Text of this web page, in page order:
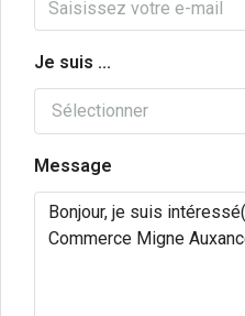
Je suis ...
Sélectionner
Message